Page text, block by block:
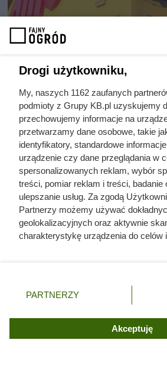
Duża puszka 800 g za
Dino. Posiłek na 2
poniżej 6 zł
Kawa z Lidla lepsza
Jej smak zaskakuje,
poezja!
Drogi użytkowniku,
My, naszych 1162 zaufanych
podmioty z Grupy KB.pl uzyskujemy
przechowujemy informacje na
przetwarzamy dane osobowe, takie
identyfikatory, standardowe
urządzenie czy dane przeglądania w
spersonalizowanych reklam, wybór
treści, pomiar reklam i treści, badanie
ulepszanie usług. Za zgodą
Partnerzy możemy używać
geolokalizacyjnych oraz aktywnie
charakterystykę urządzenia do celów
zmienić/wycofać klikając przycisk
znajdujący się w lewym dolnym rogu
użytkownika, ale masz prawo
przetwarzaniu. Preferencje będą
PARTNERZY
Akceptuję